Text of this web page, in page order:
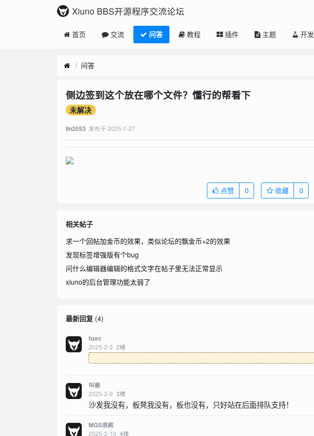
Xiuno BBS开源程序交流论坛
首页 交流 问答 教程 插件 主题 开发
问答
侧边签到这个放在哪个文件？懂行的帮看下
未解决
lin2053 发布于 2025-1-27
点赞 0 收藏 0
相关帖子
求一个回帖加金币的效果，类似论坛的飘金币+2的效果
发现标签增强版有个bug
问什么编辑器编辑的格式文字在帖子里无法正常显示
xiuno的后台管理功能太弱了
最新回复(4)
hzec
2025-2-3 2楼
叫兽
2025-2-9 3楼
沙发我没有，板凳我没有，板也没有，只好站在后面排队支持！
MGS浪疯
2025-2-10 4楼